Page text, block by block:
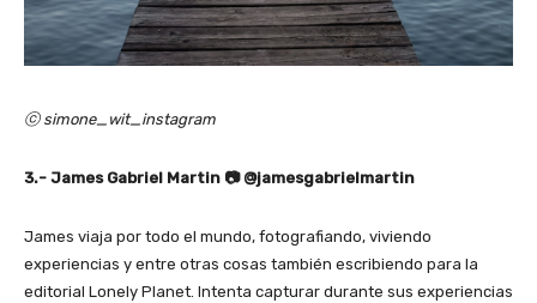
ⓒ simone_wit_instagram
3.- James Gabriel Martin 📷 @jamesgabrielmartin
James viaja por todo el mundo, fotografiando, viviendo
experiencias y entre otras cosas también escribiendo para la
editorial Lonely Planet. Intenta capturar durante sus experiencias